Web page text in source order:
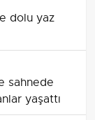
dolu yaz
sahnede
yaşattı